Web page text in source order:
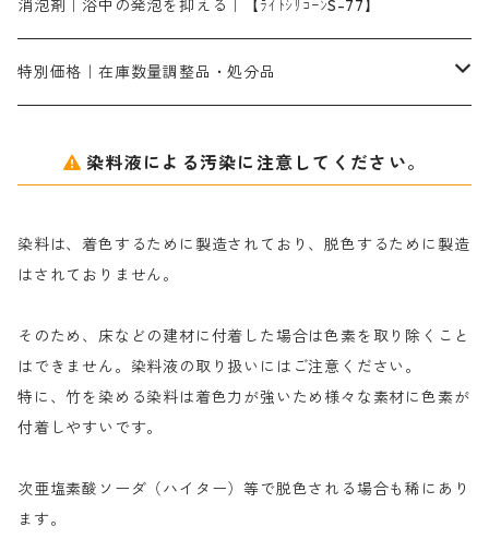
染料溶解剤
セレナゾールPDN｜各種染料の染料溶解剤
化学糊（PVA）
防腐剤｜アルカリ性
アミラヂンD｜浸透・複色抑制剤
捺染糊
メイプロガムNP（綿・麻・絹用｜直接・酸性・含金染料用）
白場汚染防止剤｜ソーピング剤｜水洗する際の再汚染防止剤
ア行
カ行
ナ行
ハ行
マ行
消泡剤｜浴中の発泡を抑える｜【ﾗｲﾄｼﾘｺｰﾝS-77】
特別価格｜在庫数量調整品・処分品
粉末顔料
綿・麻を染める染料
絹・羊毛を染める染料
染料液による汚染に注意してください。
染料は、着色するために製造されており、脱色するために製造
はされておりません。
そのため、床などの建材に付着した場合は色素を取り除くこと
はできません。染料液の取り扱いにはご注意ください。
特に、竹を染める染料は着色力が強いため様々な素材に色素が
付着しやすいです。
次亜塩素酸ソーダ（ハイター）等で脱色される場合も稀にあり
ます。